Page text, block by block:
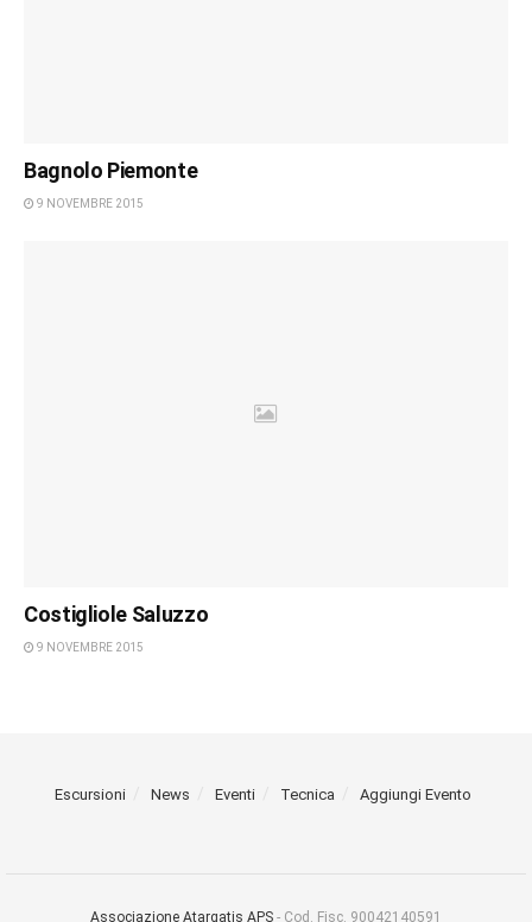
Bagnolo Piemonte
9 NOVEMBRE 2015
Costigliole Saluzzo
9 NOVEMBRE 2015
Escursioni News Eventi Tecnica Aggiungi Evento
Associazione Atargatis APS - Cod. Fisc. 90042140591